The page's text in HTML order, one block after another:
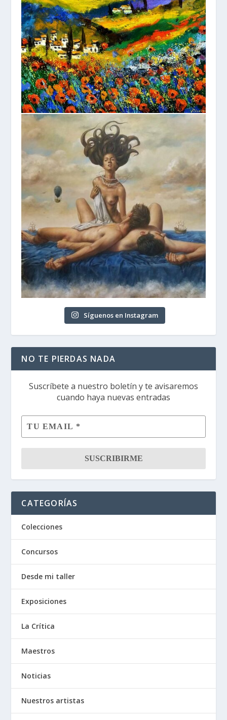
Síguenos en Instagram
NO TE PIERDAS NADA
Suscríbete a nuestro boletín y te avisaremos
cuando haya nuevas entradas
CATEGORÍAS
Colecciones
Concursos
Desde mi taller
Exposiciones
La Crítica
Maestros
Noticias
Nuestros artistas